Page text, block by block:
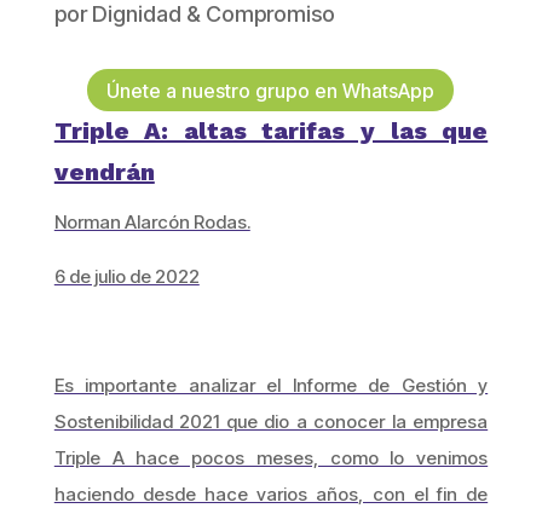
porDignidad & Compromiso
Únete a nuestro grupo en WhatsApp
Triple A: altas tarifas y las que
vendrán
Norman Alarcón Rodas.
6 de julio de 2022
Es importante analizar el Informe de Gestión y
Sostenibilidad 2021 que dio a conocer la empresa
Triple A hace pocos meses, como lo venimos
haciendo desde hace varios años, con el fin de